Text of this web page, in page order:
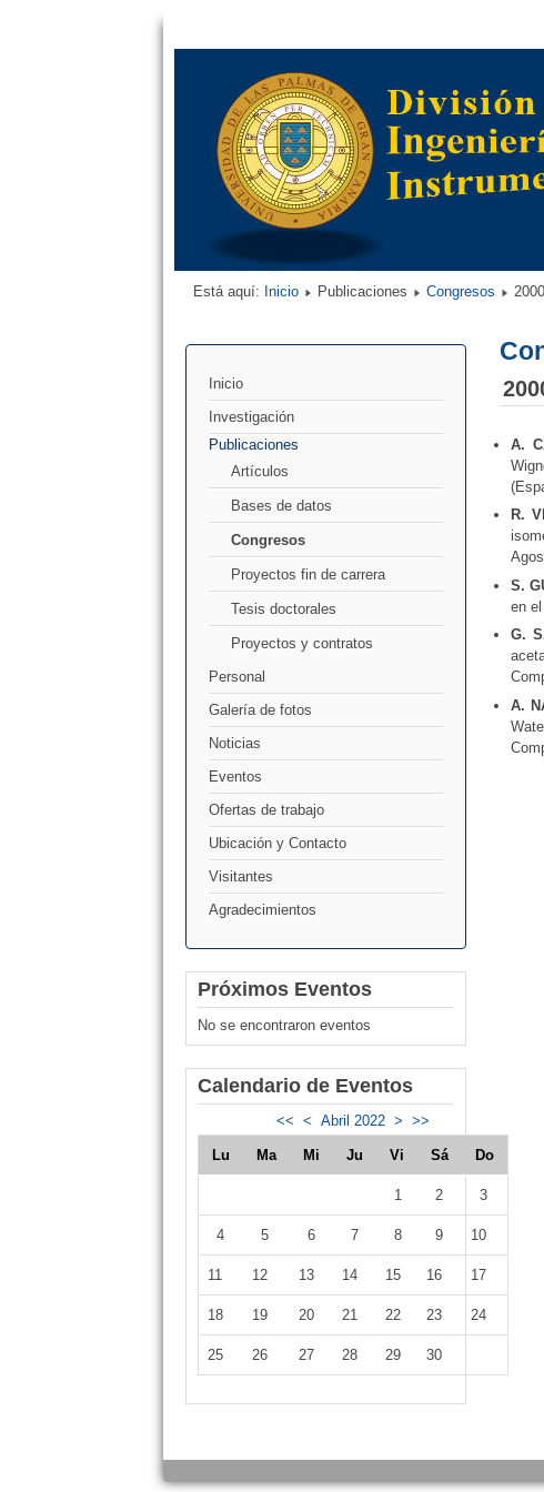
Está aquí: Inicio Publicaciones Congresos
Inicio
Investigación
Publicaciones
Artículos
Bases de datos
Congresos
Proyectos fin de carrera
Tesis doctorales
Proyectos y contratos
Personal
Galería de fotos
Noticias
Eventos
Ofertas de trabajo
Ubicación y Contacto
Visitantes
Agradecimientos
Próximos Eventos
No se encontraron eventos
Calendario de Eventos
<< < Abril 2022 > >>
Lu Ma Mi Ju Vi Sá Do
1 2 3
4 5 6 7 8 9 10
11 12 13 14 15 16 17
18 19 20 21 22 23 24
25 26 27 28 29 30
A.
R.
S.
en
G.
A.